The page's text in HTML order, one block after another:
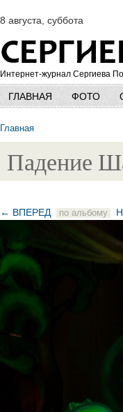
8 августа, суббота
Интернет-журнал Сергиева
ГЛАВНАЯ ФОТО
Главная
Падение
← ВПЕРЕД по альбому